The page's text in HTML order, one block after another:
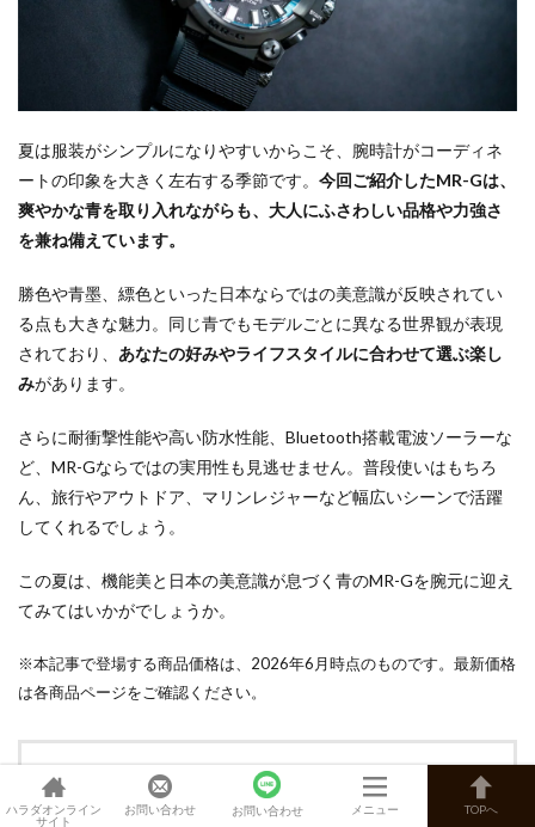
夏は服装がシンプルになりやすいからこそ、腕時計がコーディネ
ートの印象を大きく左右する季節です。 今回ご紹介したMR-Gは、
爽やかな青を取り入れながらも、大人にふさわしい品格や力強さ
を兼ね備えています。
勝色や青墨、縹色といった日本ならではの美意識が反映されてい
る点も大きな魅力。同じ青でもモデルごとに異なる世界観が表現
されており、 あなたの好みやライフスタイルに合わせて選ぶ楽し
みがあります。
さらに耐衝撃性能や高い防水性能、Bluetooth搭載電波ソーラーな
ど、MR-Gならではの実用性も見逃せません。普段使いはもちろ
ん、旅行やアウトドア、マリンレジャーなど幅広いシーンで活躍
してくれるでしょう。
この夏は、機能美と日本の美意識が息づく青のMR-Gを腕元に迎え
てみてはいかがでしょうか。
※本記事で登場する商品価格は、2026年6月時点のものです。最新価格
は各商品ページをご確認ください。
この記事の監修
ハラダオンライン
サイト
お問い合わせ お問い合わせ メニュー TOPへ